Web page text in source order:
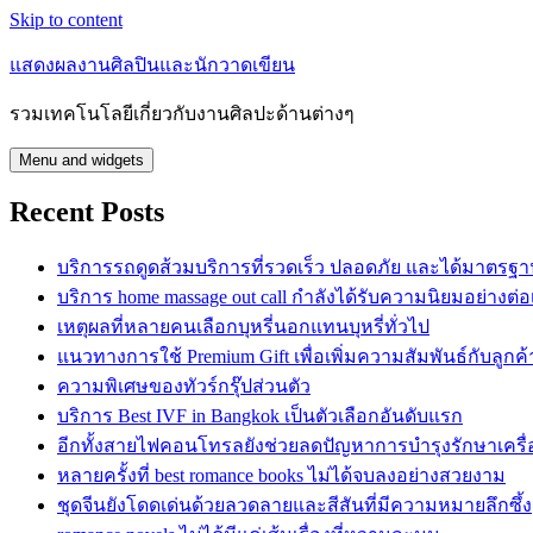
Skip to content
แสดงผลงานศิลปินและนักวาดเขียน
รวมเทคโนโลยีเกี่ยวกับงานศิลปะด้านต่างๆ
Menu and widgets
Recent Posts
บริการรถดูดส้วมบริการที่รวดเร็ว ปลอดภัย และได้มาตรฐ
บริการ home massage out call กำลังได้รับความนิยมอย่างต่อ
เหตุผลที่หลายคนเลือกบุหรี่นอกแทนบุหรี่ทั่วไป
แนวทางการใช้ Premium Gift เพื่อเพิ่มความสัมพันธ์กับลูกค้
ความพิเศษของทัวร์กรุ๊ปส่วนตัว
บริการ Best IVF in Bangkok เป็นตัวเลือกอันดับแรก
อีกทั้งสายไฟคอนโทรลยังช่วยลดปัญหาการบำรุงรักษาเครื่
หลายครั้งที่ best romance books ไม่ได้จบลงอย่างสวยงาม
ชุดจีนยังโดดเด่นด้วยลวดลายและสีสันที่มีความหมายลึกซึ้ง